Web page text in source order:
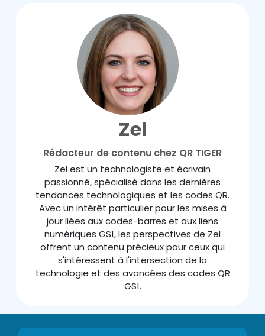
Zel
Rédacteur de contenu chez QR TIGER
Zel est un technologiste et écrivain
passionné, spécialisé dans les dernières
tendances technologiques et les codes QR.
Avec un intérêt particulier pour les mises à
jour liées aux codes-barres et aux liens
numériques GS1, les perspectives de Zel
offrent un contenu précieux pour ceux qui
s'intéressent à l'intersection de la
technologie et des avancées des codes QR
GS1.